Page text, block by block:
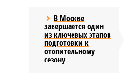
В Москве
завершается один
из ключевых этапов
подготовки к
отопительному
сезону